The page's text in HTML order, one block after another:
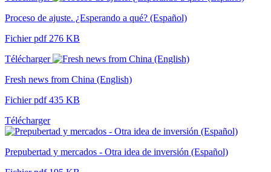
Proceso de ajuste. ¿Esperando a qué? (Español)
Fichier pdf 276 KB
Télécharger
Fresh news from China (English)
Fichier pdf 435 KB
Télécharger
Prepubertad y mercados - Otra idea de inversión (Español)